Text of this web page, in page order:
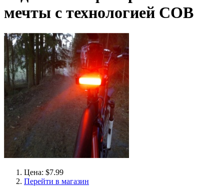
мечты с технологией COB
Цена: $7.99
Перейти в магазин